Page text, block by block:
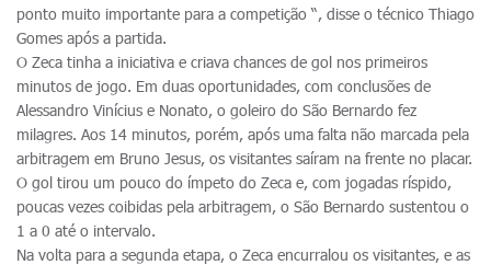
ponto muito importante para a competição “, disse o técnico Thiago
Gomes após a partida.
O Zeca tinha a iniciativa e criava chances de gol nos primeiros
minutos de jogo. Em duas oportunidades, com conclusões de
Alessandro Vinícius e Nonato, o goleiro do São Bernardo fez
milagres. Aos 14 minutos, porém, após uma falta não marcada pela
arbitragem em Bruno Jesus, os visitantes saíram na frente no placar.
O gol tirou um pouco do ímpeto do Zeca e, com jogadas ríspido,
poucas vezes coibidas pela arbitragem, o São Bernardo sustentou o
1 a 0 até o intervalo.
Na volta para a segunda etapa, o Zeca encurralou os visitantes, e as